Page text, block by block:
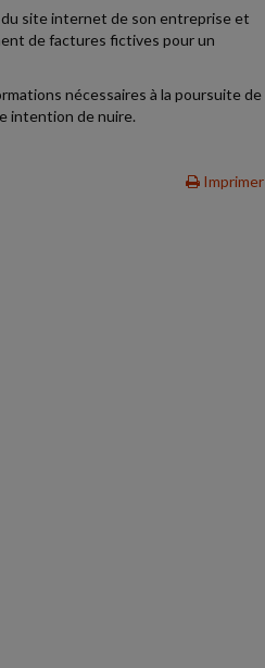
site internet de son entreprise et
de factures fictives pour un
nécessaires à la poursuite de
intention de nuire.
Imprimer